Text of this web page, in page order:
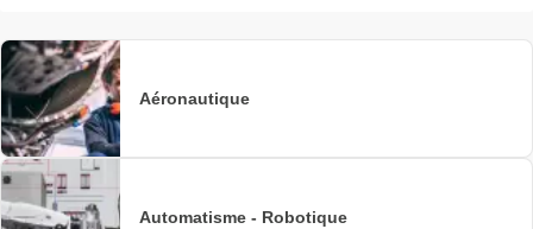
Aéronautique
Automatisme - Robotique